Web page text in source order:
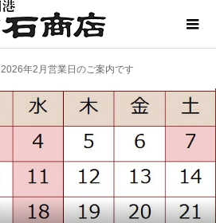
2026年2月営業日のご案内です